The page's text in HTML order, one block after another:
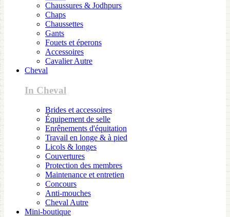
Chaussures & Jodhpurs
Chaps
Chaussettes
Gants
Fouets et éperons
Accessoires
Cavalier Autre
Cheval
In Cheval
Brides et accessoires
Équipement de selle
Enrênements d'équitation
Travail en longe & à pied
Licols & longes
Couvertures
Protection des membres
Maintenance et entretien
Concours
Anti-mouches
Cheval Autre
Mini-boutique